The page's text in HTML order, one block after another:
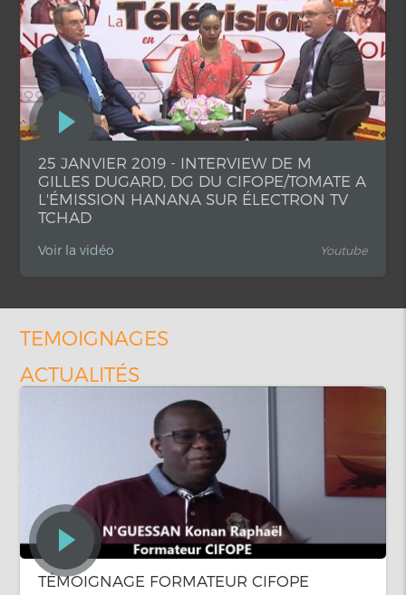
25 JANVIER 2019 - INTERVIEW DE M
GILLES DUGARD, DG DU CIFOPE/TOMATE A
L'ÉMISSION HANANA SUR ÉLECTRON TV
TCHAD
Voir la vidéo Youtube
TEMOIGNAGES
ACTUALITÉS
TÉMOIGNAGE FORMATEUR CIFOPE